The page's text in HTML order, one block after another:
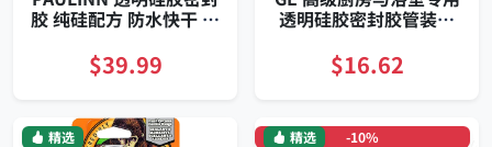
胶 纯硅配方 防水快干 耐
$39.99
透明硅胶密封胶管装快
缩水
$16.62
精选 -10%
精选